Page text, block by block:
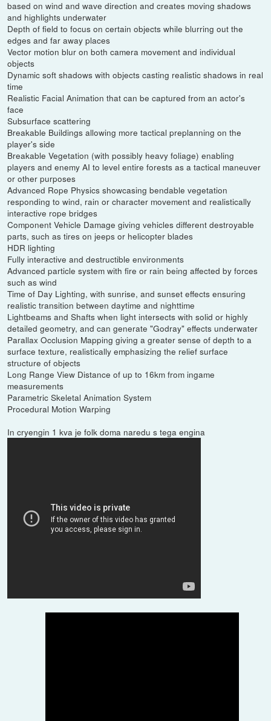
based on wind and wave direction and creates moving shadows
and highlights underwater
Depth of field to focus on certain objects while blurring out the
edges and far away places
Vector motion blur on both camera movement and individual
objects
Dynamic soft shadows with objects casting realistic shadows in real
time
Realistic Facial Animation that can be captured from an actor's
face
Subsurface scattering
Breakable Buildings allowing more tactical preplanning on the
player's side
Breakable Vegetation (with possibly heavy foliage) enabling
players and enemy AI to level entire forests as a tactical maneuver
or other purposes
Advanced Rope Physics showcasing bendable vegetation
responding to wind, rain or character movement and realistically
interactive rope bridges
Component Vehicle Damage giving vehicles different destroyable
parts, such as tires on jeeps or helicopter blades
HDR lighting
Fully interactive and destructible environments
Advanced particle system with fire or rain being affected by forces
such as wind
Time of Day Lighting, with sunrise, and sunset effects ensuring
realistic transition between daytime and nighttime
Lightbeams and Shafts when light intersects with solid or highly
detailed geometry, and can generate "Godray" effects underwater
Parallax Occlusion Mapping giving a greater sense of depth to a
surface texture, realistically emphasizing the relief surface
structure of objects
Long Range View Distance of up to 16km from ingame
measurements
Parametric Skeletal Animation System
Procedural Motion Warping
In cryengin 1 kva je folk doma naredu s tega engina